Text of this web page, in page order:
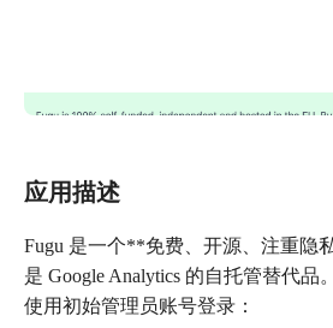
应用描述
Fugu 是一个**免费、开源、注重隐
是 Google Analytics 的自托管替代品。
使用初始管理员账号登录：